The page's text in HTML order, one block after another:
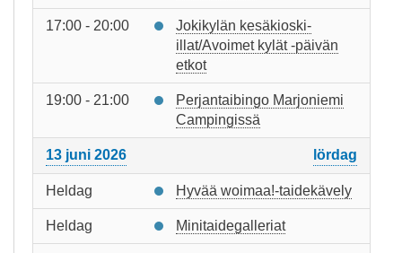
17:00 - 20:00
Jokikylän kesäkioski-
illat/Avoimet kylät -päivän
etkot
19:00 - 21:00
Perjantaibingo Marjoniemi
Campingissä
13 juni 2026 lördag
Heldag Hyvää woimaa!-taidekävely
Heldag Minitaidegalleriat